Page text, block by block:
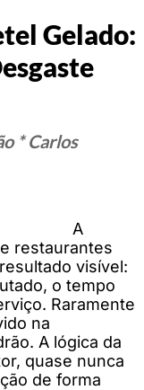
Gelado:
* Carlos
A
restaurantes
visível:
o tempo
Raramente
na
A lógica da
quase nunca
de forma